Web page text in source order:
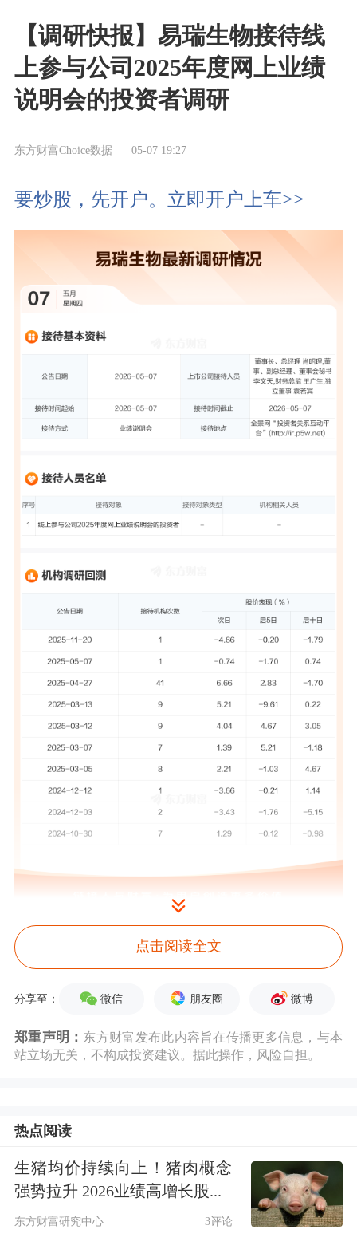
【调研快报】易瑞生物接待线
上参与公司2025年度网上业绩
说明会的投资者调研
东方财富Choice数据 05-07 19:27
要炒股，先开户。立即开户上车>>
易瑞生物5月7日公告称，5月7日接待线
上参与公司2025年度网上业绩说明会的
投资者
调研。
接待人员包括董事长、总
经理 肖昭理,董事、副总经理、董事会
秘书 李文天,财务总监 王广生,独立董事
公司就以下问题进行了回复：
度网上业绩说明会互动问答主要内容记
录表 1、请问公司 2025 年营收同比增
点击阅读全文
分享至： 微信 朋友圈 微博
郑重声明： 东方财富发布此内容旨在传播更多信息，与本
站立场无关，不构成投资建议。据此操作，风险自担。
热点阅读
生猪均价持续向上！猪肉概念
强势拉升 2026业绩高增长股...
东方财富研究中心 3评论